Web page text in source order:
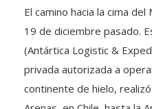
El camino hacia la cima
19 de diciembre pasado.
(Antártica Logistic &
privada autorizada a
continente de hielo,